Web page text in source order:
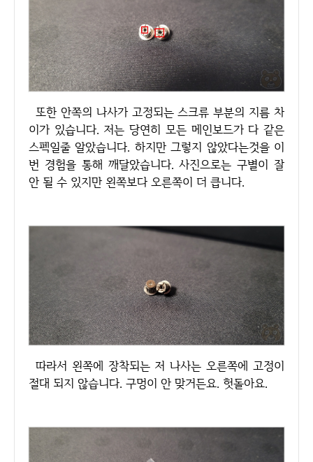
또한 안쪽의 나사가 고정되는 스크류 부분의 지름 차
이가 있습니다. 저는 당연히 모든 메인보드가 다 같은
스펙일줄 알았습니다. 하지만 그렇지 않았다는것을 이
번 경험을 통해 깨달았습니다. 사진으로는 구별이 잘
안 될 수 있지만 왼쪽보다 오른쪽이 더 큽니다.
따라서 왼쪽에 장착되는 저 나사는 오른쪽에 고정이
절대 되지 않습니다. 구멍이 안 맞거든요. 헛돌아요.